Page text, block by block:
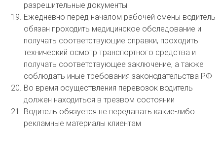
разрешительные документы
Ежедневно перед началом рабочей смены водитель
обязан проходить медицинское обследование и
получать соответствующие справки, проходить
технический осмотр транспортного средства и
получать соответствующее заключение, а также
соблюдать иные требования законодательства РФ
Во время осуществления перевозок водитель
должен находиться в трезвом состоянии
Водитель обязуется не передавать какие-либо
рекламные материалы клиентам